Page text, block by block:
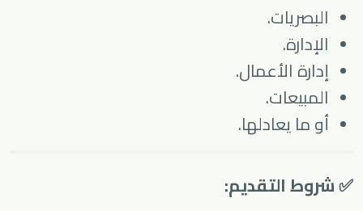
البصريات.
الإدارة.
إدارة الأعمال.
المبيعات.
أو ما يعادلها.
✅ شروط التقديم: